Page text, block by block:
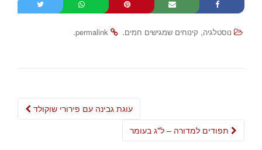
נוסטלגיה, קינוחים שמגישים חמים.
permalink
.
Post
עוגת גבינה עם פירורי שוקולד